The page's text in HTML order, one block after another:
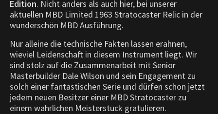
Edition. Nicht anders als auch hier, bei unserer
aktuellen MBD Limited 1963 Stratocaster Relic in der
wunderschön MBDAusführung.
Nur alleine die technische Fakten lassen erahnen,
wieviel Leidenschaft in diesem Instrument liegt. Wir
sind stolz auf die Zusammenarbeit mit Senior
Masterbuilder Dale Wilson und sein Engagement zu
solch einer fantastischen Serie und dürfen schon jetzt
jedem neuen Besitzer einer MBD Stratocaster zu
einem wahrlichen Meisterstück gratulieren.